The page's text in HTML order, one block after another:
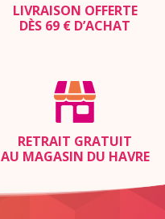
LIVRAISON OFFERTE
DÈS 69 € D’ACHAT
RETRAIT GRATUIT
AU MAGASIN DU HAVRE